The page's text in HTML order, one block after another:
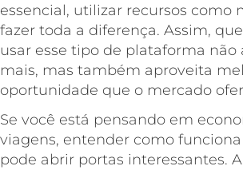
essencial, utilizar recursos como
fazer toda a diferença. Assim,
usar esse tipo de plataforma não
mais, mas também aproveita
oportunidade que o mercado
Se você está pensando em
viagens, entender como
pode abrir portas interessantes.